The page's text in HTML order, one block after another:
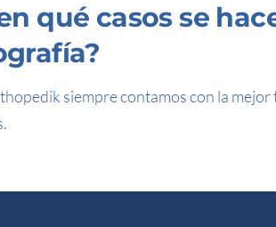
qué casos se
siempre contamos con la